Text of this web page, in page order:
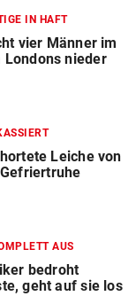
IN HAFT
vier Männer im
Londons nieder
Leiche von
AUS
bedroht
geht auf sie los